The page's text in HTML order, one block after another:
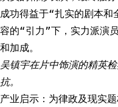
成功得益于“扎实的剧本和
容的“引力”下，实力派演
和加成。
吴镇宇在片中饰演的精英
抗。
产业启示：为律政及现实